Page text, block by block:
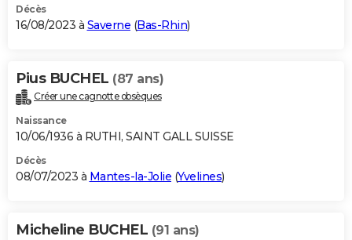
Décès
16/08/2023 à Saverne (Bas-Rhin)
Pius BUCHEL (87 ans)
Créer une cagnotte obsèques
Naissance
10/06/1936 à RUTHI, SAINT GALL SUISSE
Décès
08/07/2023 à Mantes-la-Jolie (Yvelines)
Micheline BUCHEL (91 ans)